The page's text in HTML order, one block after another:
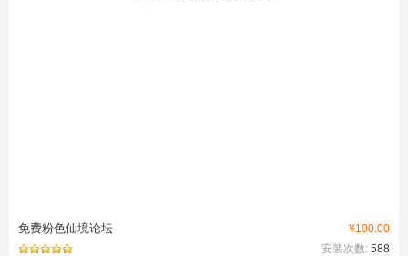
¥100.00
免费粉色仙境论坛
安装次数: 588